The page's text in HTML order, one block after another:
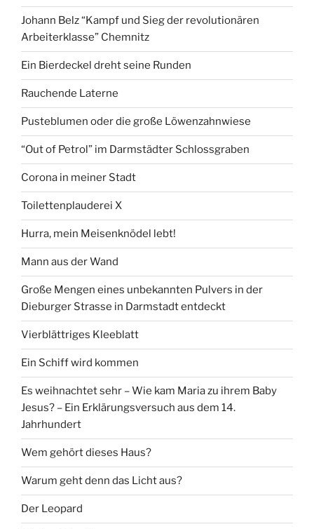
immer
nur
Plastikblumen
bekommen
Johann Belz “Kampf und Sieg der revolutionären
Arbeiterklasse” Chemnitz
Ein Bierdeckel dreht seine Runden
Rauchende Laterne
Pusteblumen oder die große Löwenzahnwiese
“Out of Petrol” im Darmstädter Schlossgraben
Corona in meiner Stadt
Toilettenplauderei X
Hurra, mein Meisenknödel lebt!
Mann aus der Wand
Große Mengen eines unbekannten Pulvers in der
Dieburger Strasse in Darmstadt entdeckt
Vierblättriges Kleeblatt
Ein Schiff wird kommen
Es weihnachtet sehr – Wie kam Maria zu ihrem Baby
Jesus? – Ein Erklärungsversuch aus dem 14.
Jahrhundert
Wem gehört dieses Haus?
Warum geht denn das Licht aus?
Der Leopard